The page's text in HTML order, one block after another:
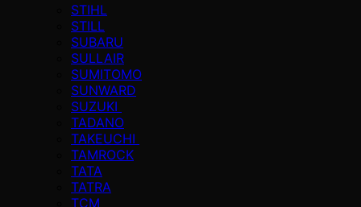
STIHL
STILL
SUBARU
SULLAIR
SUMITOMO
SUNWARD
SUZUKI
TADANO
TAKEUCHI
TAMROCK
TATA
TATRA
TCM